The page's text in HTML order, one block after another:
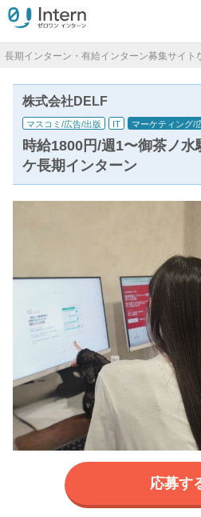
長期インターン・有給インターン募集サイト
株式会社DELF
マスコミ/広告/出版 IT マーケティング/
時給1800円/週1〜御茶ノ
ケ長期インターン
応募す